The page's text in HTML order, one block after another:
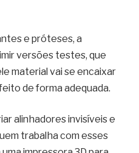
e próteses, a
versões testes, que
material vai se encaixar
de forma adequada.
alinhadores invisíveis e
trabalha com esses